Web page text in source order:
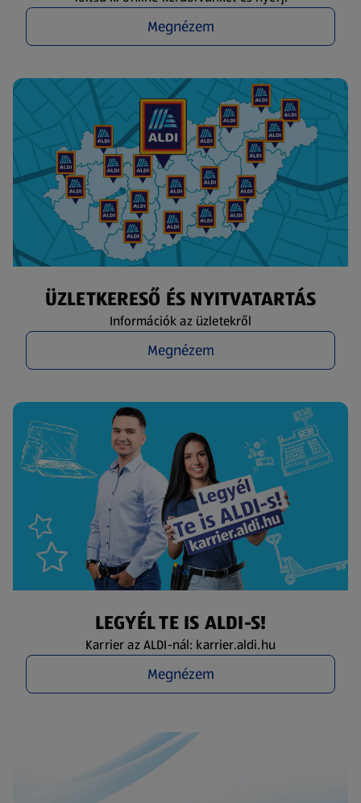
Megnézem
ÜZLETKERESŐ ÉS NYITVATARTÁS
Információk az üzletekről
Megnézem
LEGYÉL TE IS ALDI-S!
Karrier az ALDI-nál: karrier.aldi.hu
Megnézem